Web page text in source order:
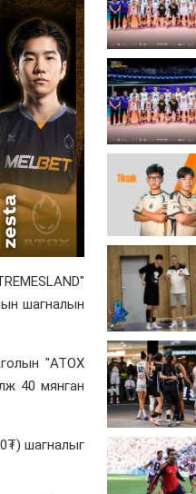
шагналын
"ATOX
40 мянган
шагналыг